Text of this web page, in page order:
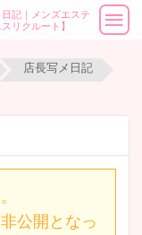
記｜メンズエステ
リクルート】
店長写メ日記
公開となっ